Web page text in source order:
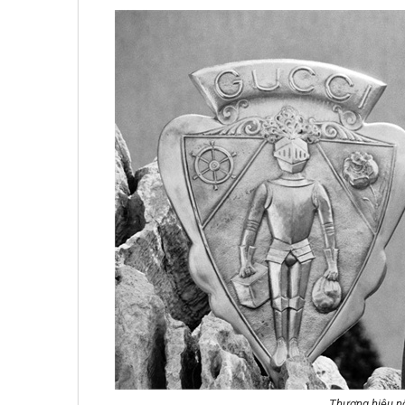
Không khí cổ vũ U23 Việt Nam tại BNC
sóng truyền hình K+